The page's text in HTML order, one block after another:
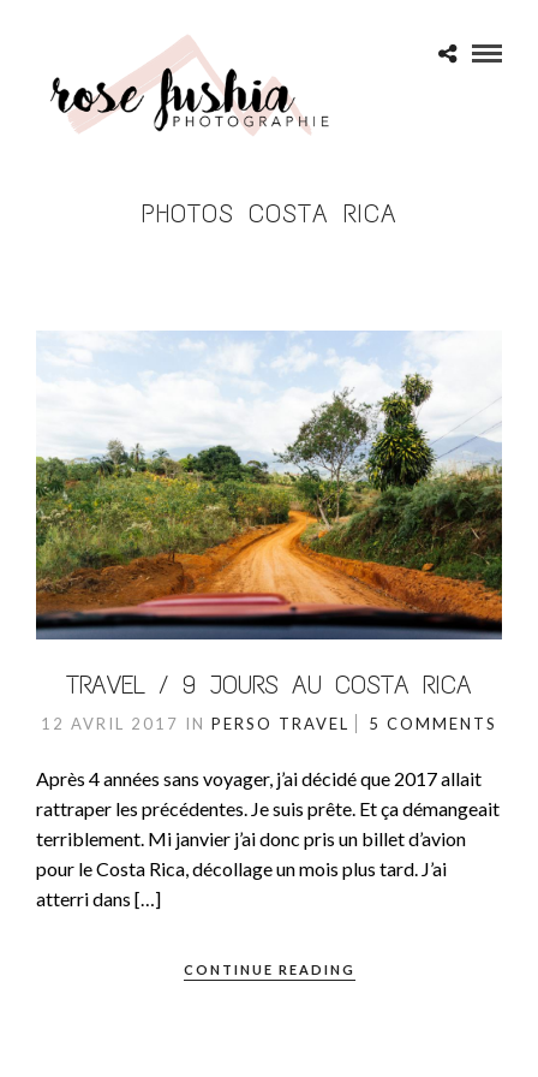
PHOTOS COSTA RICA
TRAVEL / 9 JOURS AU COSTA RICA
12 AVRIL 2017 IN PERSO TRAVEL 5 COMMENTS
Après 4 années sans voyager, j’ai décidé que 2017 allait
rattraper les précédentes. Je suis prête. Et ça démangeait
terriblement. Mi janvier j’ai donc pris un billet d’avion
pour le Costa Rica, décollage un mois plus tard. J’ai
atterri dans […]
CONTINUE READING